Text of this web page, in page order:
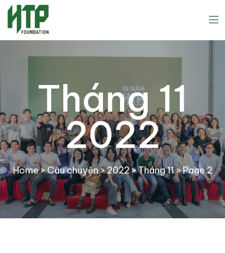
Tháng 11
2022
Home>Câu chuyện>2022>Tháng 11>Page 2